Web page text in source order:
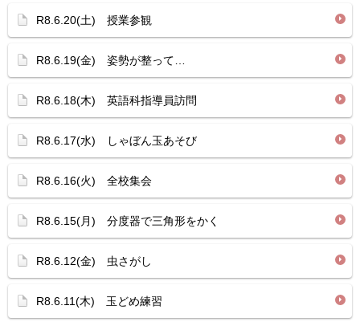
R8.6.20(土) 授業参観
R8.6.19(金) 姿勢が整って…
R8.6.18(木) 英語科指導員訪問
R8.6.17(水) しゃぼん玉あそび
R8.6.16(火) 全校集会
R8.6.15(月) 分度器で三角形をかく
R8.6.12(金) 虫さがし
R8.6.11(木) 玉どめ練習